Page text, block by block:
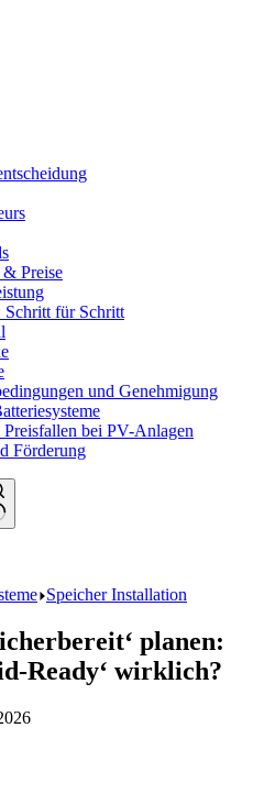
Preise
Schritt für Schritt
und Genehmigung
bei PV-Anlagen
Förderung
Speicher Installation
planen:
Ready‘ wirklich?